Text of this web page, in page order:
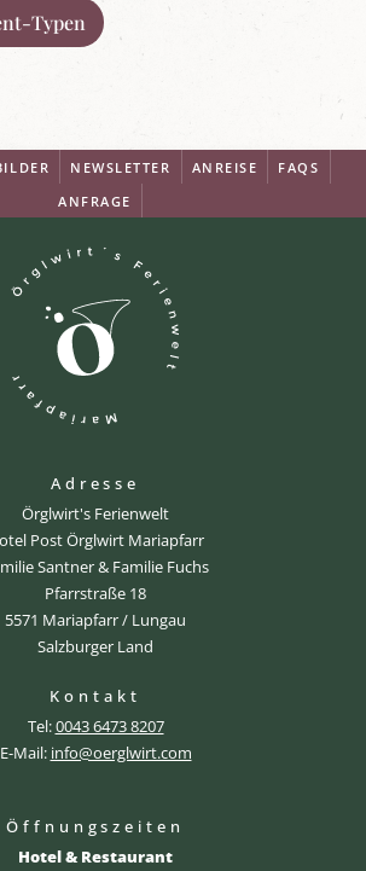
Typen
NEWSLETTER ANREISE
FAQS
ANFRAGE
Adresse
Örglwirt's Ferienwelt
Post Örglwirt Mariapfarr
Santner & Familie Fuchs
Pfarrstraße 18
5571 Mariapfarr / Lungau
Salzburger Land
Kontakt
Tel:0043 6473 8207
E-Mail: info@oerglwirt.com
Öffnungszeiten
Hotel & Restaurant